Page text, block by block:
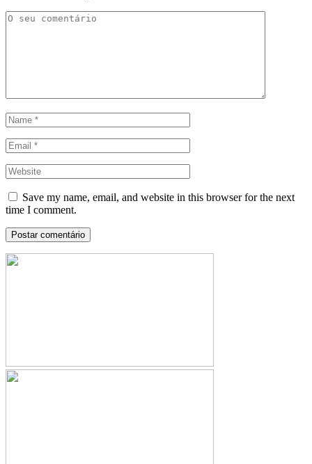
Save my name, email, and website in this browser for the next
time I comment.